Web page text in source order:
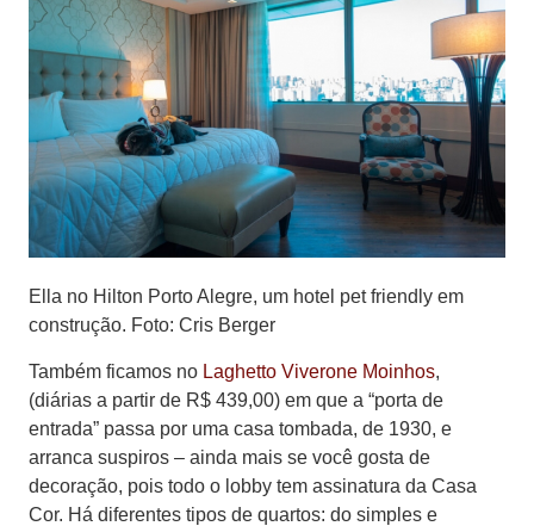
Ella no Hilton Porto Alegre, um hotel pet friendly em
construção. Foto: Cris Berger
Também ficamos no Laghetto Viverone Moinhos,
(diárias a partir de R$ 439,00) em que a “porta de
entrada” passa por uma casa tombada, de 1930, e
arranca suspiros – ainda mais se você gosta de
decoração, pois todo o lobby tem assinatura da Casa
Cor. Há diferentes tipos de quartos: do simples e